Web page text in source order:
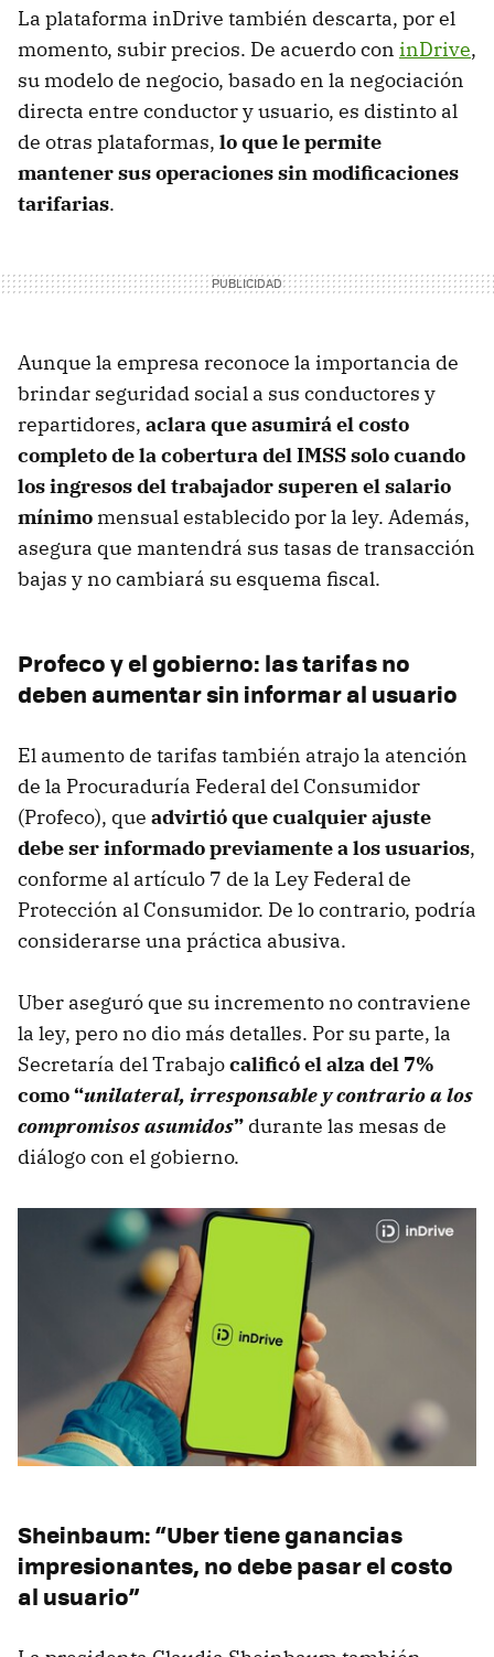
La plataforma inDrive también descarta, por el
momento, subir precios. De acuerdo con inDrive,
su modelo de negocio, basado en la negociación
directa entre conductor y usuario, es distinto al
de otras plataformas, lo que le permite
mantener sus operaciones sin modificaciones
tarifarias.
Aunque la empresa reconoce la importancia de
brindar seguridad social a sus conductores y
repartidores, aclara que asumirá el costo
completo de la cobertura del IMSS solo cuando
los ingresos del trabajador superen el salario
mínimo mensual establecido por la ley. Además,
asegura que mantendrá sus tasas de transacción
bajas y no cambiará su esquema fiscal.
Profeco y el gobierno: las tarifas no
deben aumentar sin informar al usuario
El aumento de tarifas también atrajo la atención
de la Procuraduría Federal del Consumidor
(Profeco), que advirtió que cualquier ajuste
debe ser informado previamente a los usuarios,
conforme al artículo 7 de la Ley Federal de
Protección al Consumidor. De lo contrario, podría
considerarse una práctica abusiva.
Uber aseguró que su incremento no contraviene
la ley, pero no dio más detalles. Por su parte, la
Secretaría del Trabajocalificó el alza del 7%
como “unilateral, irresponsable y contrario a los
compromisos asumidos” durante las mesas de
diálogo con el gobierno.
Sheinbaum: “Uber tiene ganancias
impresionantes, no debe pasar el costo
al usuario”